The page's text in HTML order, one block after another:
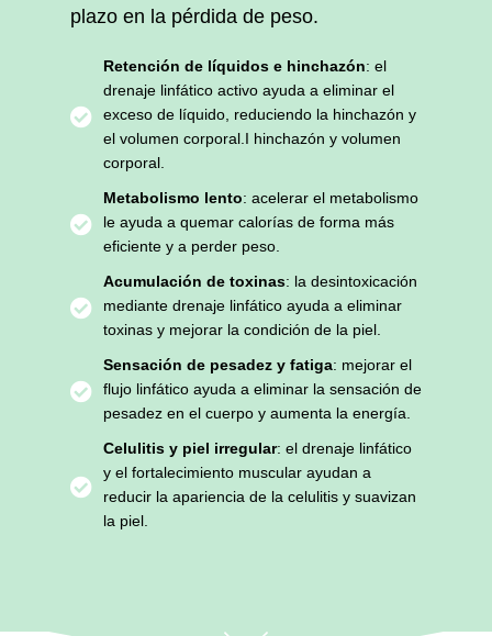
plazo en la pérdida de peso.
Retención de líquidos e hinchazón: el
drenaje linfático activo ayuda a eliminar el
exceso de líquido, reduciendo la hinchazón y
el volumen corporal.I hinchazón y volumen
corporal.
Metabolismo lento: acelerar el metabolismo
le ayuda a quemar calorías de forma más
eficiente y a perder peso.
Acumulación de toxinas: la desintoxicación
mediante drenaje linfático ayuda a eliminar
toxinas y mejorar la condición de la piel.
Sensación de pesadez y fatiga: mejorar el
flujo linfático ayuda a eliminar la sensación de
pesadez en el cuerpo y aumenta la energía.
Celulitis y piel irregular: el drenaje linfático
y el fortalecimiento muscular ayudan a
reducir la apariencia de la celulitis y suavizan
la piel.